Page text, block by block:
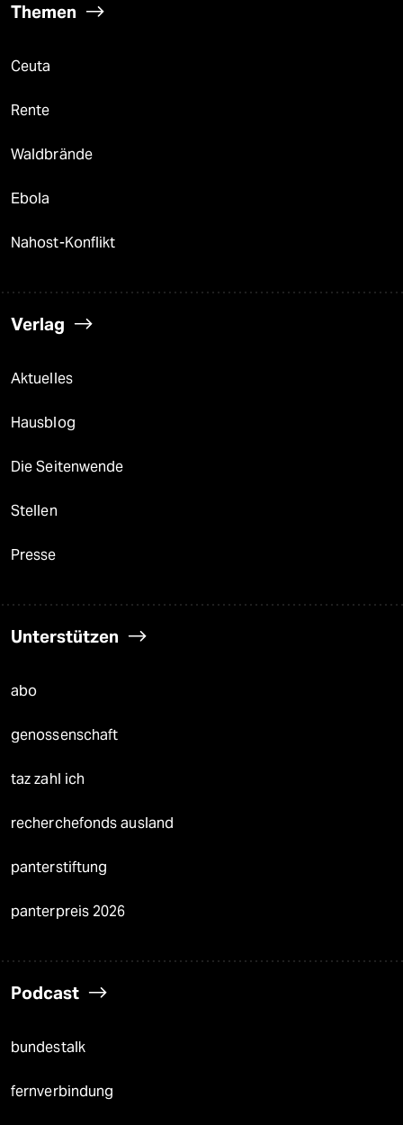
Themen
Ceuta
Rente
Waldbrände
Ebola
Nahost-Konflikt
Verlag
Aktuelles
Hausblog
Die Seitenwende
Stellen
Presse
Unterstützen
abo
genossenschaft
taz zahl ich
recherchefonds ausland
panterstiftung
panterpreis 2026
Podcast
bundestalk
fernverbindung